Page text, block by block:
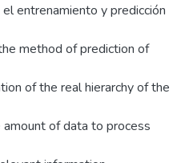
entrenamiento y predicción
method of prediction of
of the real hierarchy of the
of data to process